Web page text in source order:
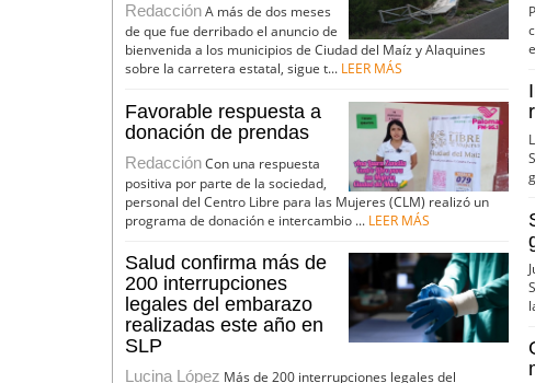
RedacciónA más de dos meses
de que fue derribado el anuncio de
bienvenida a los municipios de Ciudad del Maíz y Alaquines
sobre la carretera estatal, sigue t... LEER MÁS
Favorable respuesta a
donación de prendas
RedacciónCon una respuesta
positiva por parte de la sociedad,
personal del Centro Libre para las Mujeres (CLM) realizó un
programa de donación e intercambio ... LEER MÁS
Salud confirma más de
200 interrupciones
legales del embarazo
realizadas este año en
SLP
Lucina López Más de 200 interrupciones legales del